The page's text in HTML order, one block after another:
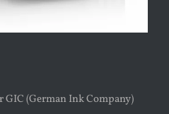
(German Ink Company)